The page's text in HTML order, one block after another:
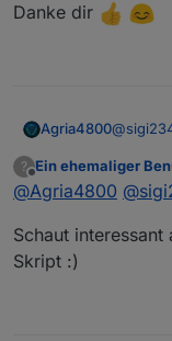
Danke dir
Agria4800@
@liv-
Hi
?
Offline
Ein ehemaliger
@Agria4800 @
Schaut
Skript :)